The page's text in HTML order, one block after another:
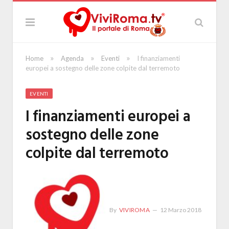
Home » Agenda » Eventi »
I finanziamenti
europei a sostegno delle zone colpite dal terremoto
EVENTI
I finanziamenti europei a
sostegno delle zone
colpite dal terremoto
By VIVIROMA 12 Marzo 2018